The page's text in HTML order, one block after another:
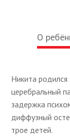
О
Никита
церебральный
задержка
диффузный
трое детей.